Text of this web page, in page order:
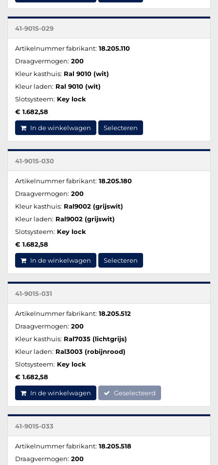
41-9015-029
Artikelnummer fabrikant: 18.205.110
Draagvermogen: 200
Kleur kasthuis: Ral 9010 (wit)
Kleur laden: Ral 9010 (wit)
Slotsysteem: Key lock
€ 1.682,58
In de winkelwagen Selecteren
41-9015-030
Artikelnummer fabrikant: 18.205.180
Draagvermogen: 200
Kleur kasthuis: Ral9002 (grijswit)
Kleur laden: Ral9002 (grijswit)
Slotsysteem: Key lock
€ 1.682,58
In de winkelwagen Selecteren
41-9015-031
Artikelnummer fabrikant: 18.205.512
Draagvermogen: 200
Kleur kasthuis: Ral7035 (lichtgrijs)
Kleur laden: Ral3003 (robijnrood)
Slotsysteem: Key lock
€ 1.682,58
In de winkelwagen Geselecteerd
41-9015-033
Artikelnummer fabrikant: 18.205.518
Draagvermogen: 200